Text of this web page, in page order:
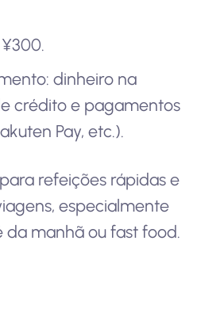
dinheiro na
crédito e pagamentos
Pay, etc.).
refeições rápidas e
especialmente
da manhã ou fast food.